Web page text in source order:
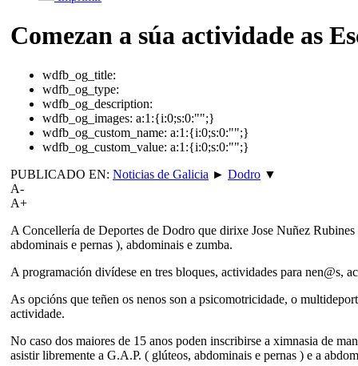
Comezan a súa actividade as
wdfb_og_title:
wdfb_og_type:
wdfb_og_description:
wdfb_og_images: a:1:{i:0;s:0:"";}
wdfb_og_custom_name: a:1:{i:0;s:0:"";}
wdfb_og_custom_value: a:1:{i:0;s:0:"";}
PUBLICADO EN: Noticias de Galicia ► Dodro ▼
A-
A+
A Concellería de Deportes de Dodro que dirixe Jose Nuñez
abdominais e pernas ), abdominais e zumba.
A programación divídese en tres bloques, actividades para nen@s,
As opcións que teñen os nenos son a psicomotricidade, o
actividade.
No caso dos maiores de 15 anos poden inscribirse a ximnasia de
asistir libremente a G.A.P. ( glúteos, abdominais e pernas ) e a